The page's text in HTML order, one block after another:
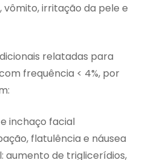
irritação da pele e
relatadas para
frequência < 4%, por
inchaço facial
flatulência e náusea
aumento de triglicerídios,